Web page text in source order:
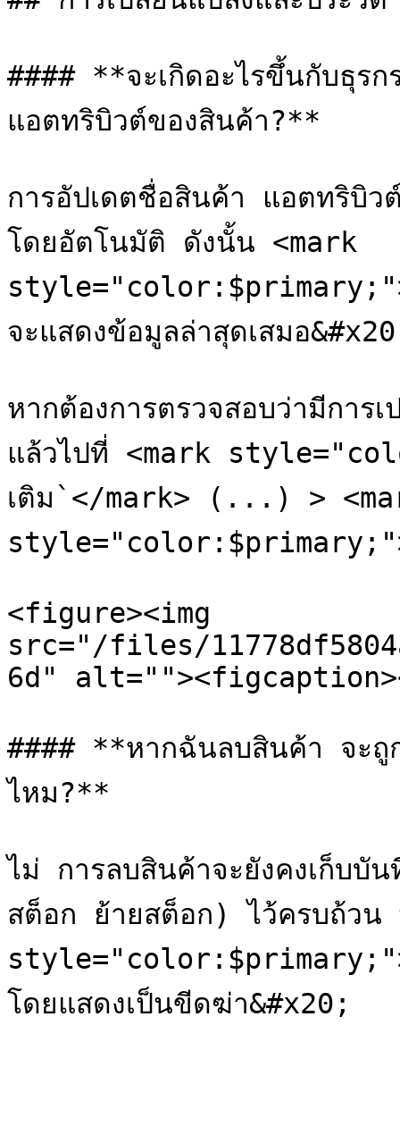
#### **จะเกิดอะไรขึ้นกับธุร
แอตทริบิวต์ของสินค้า?**
การอัปเดตชื่อสินค้า แอตทริบิว
โดยอัตโนมัติ ดังนั้น <mark
จะแสดงข้อมูลล่าสุดเสมอ
หากต้องการตรวจสอบว่ามีการ
แล้วไปที่ <mark
เติม`</mark> (...) >
<figure><img
src="/files/
6d"
#### **หากฉันลบสินค้า จะถู
ไหม?**
ไม่ การลบสินค้าจะยังคงเก็บ
สต็อก ย้ายสต็อก) ไว้ครบถ้วน